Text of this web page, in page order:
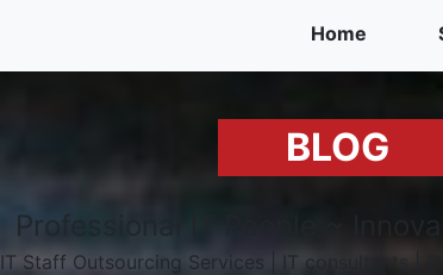
Home
BLOG
Professional IT People ~
IT Staff Outsourcing Services | IT consultants |